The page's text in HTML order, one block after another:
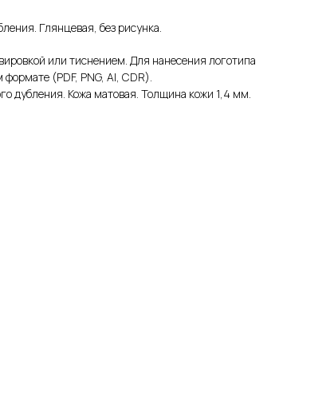
Глянцевая, без рисунка.
или тиснением. Для нанесения логотипа
(PDF, PNG, AI, CDR).
дубления. Кожа матовая. Толщина кожи 1,4 мм.